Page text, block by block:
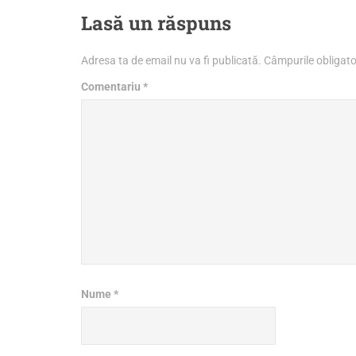
Lasă un răspuns
Adresa ta de email nu va fi publicată. Câmpurile
Comentariu *
Nume *